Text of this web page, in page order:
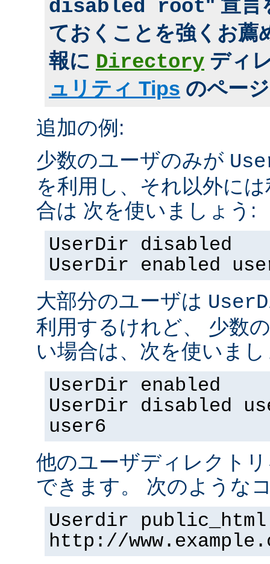
disabled root" 宣言
ておくことを強くお薦
報に Directory ディ
ュリティ Tips のペー
追加の例:
少数のユーザのみが
を利用し、それ以外に
合は 次を使いましょう:
UserDir disabled
UserDir enabled
大部分のユーザは
利用するけれど、 少数
い場合は、次を使いま
UserDir enabled
UserDir disabled
user6
他のユーザディレクト
できます。 次のような
Userdir
http://